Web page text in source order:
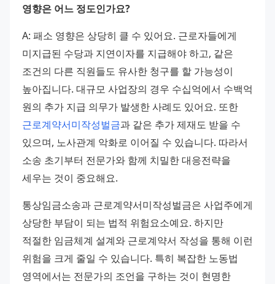
영향은 어느 정도인가요?
A: 패소 영향은 상당히 클 수 있어요. 근로자들에게
미지급된 수당과 지연이자를 지급해야 하고, 같은
조건의 다른 직원들도 유사한 청구를 할 가능성이
높아집니다. 대규모 사업장의 경우 수십억에서 수백억
근로계약서미작성벌금과 같은 추가 제재도 받을 수
있으며, 노사관계 악화로 이어질 수 있습니다. 따라서
소송 초기부터 전문가와 함께 치밀한 대응전략을
세우는 것이 중요해요.
통상임금소송과 근로계약서미작성벌금은 사업주에게
상당한 부담이 되는 법적 위험요소예요. 하지만
적절한 임금체계 설계와 근로계약서 작성을 통해 이런
위험을 크게 줄일 수 있습니다. 특히 복잡한 노동법
영역에서는 전문가의 조언을 구하는 것이 현명한